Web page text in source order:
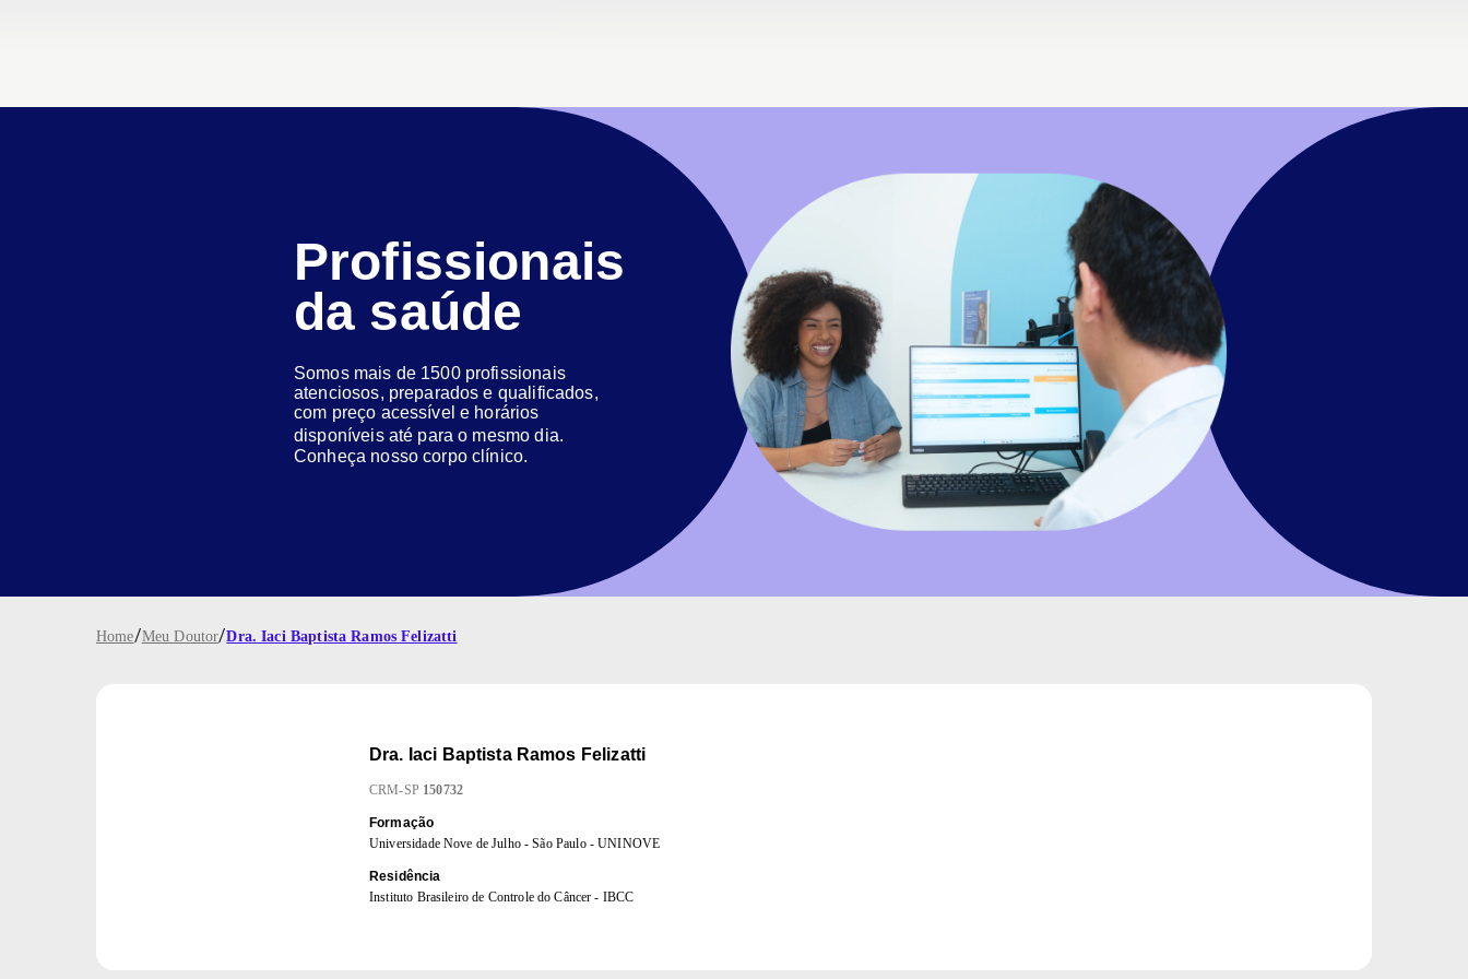
Profissionais
da saúde
Somos mais de 1500 profissionais
atenciosos, preparados e qualificados,
com preço acessível e horários
disponíveis até para o mesmo dia.
Conheça nosso corpo clínico.
Home/Meu Doutor/Dra. Iaci Baptista Ramos Felizatti
Dra. Iaci Baptista Ramos Felizatti
CRM-SP 150732
Formação
Universidade Nove de Julho - São Paulo - UNINOVE
Residência
Instituto Brasileiro de Controle do Câncer - IBCC